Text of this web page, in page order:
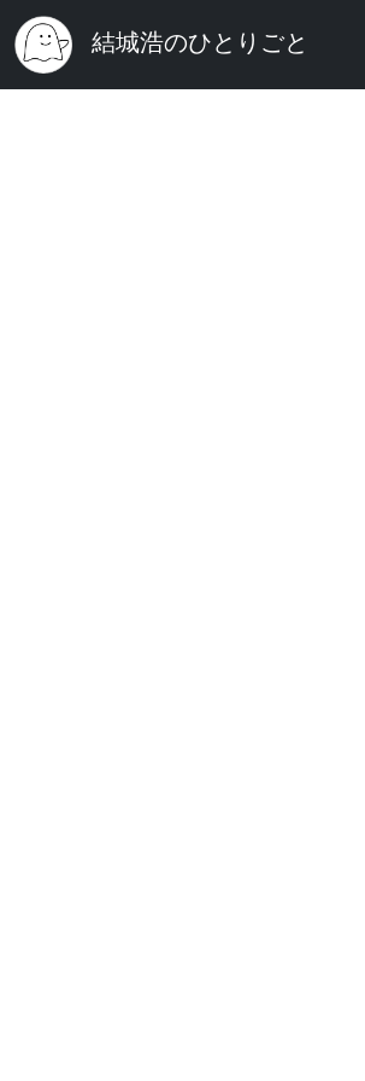
結城浩のひとりごと